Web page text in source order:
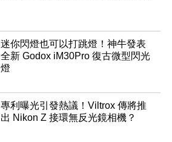
迷你閃燈也可以打跳燈！神牛發表
全新 Godox iM30Pro 復古微型閃光
燈
專利曝光引發熱議！Viltrox 傳將推
出 Nikon Z 接環無反光鏡相機？